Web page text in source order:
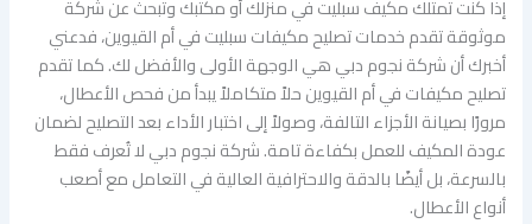
إذا كنت تمتلك مكيف سبليت في منزلك أو مكتبك وتبحث عن شركة
موثوقة تقدم خدمات تصليح مكيفات سبليت في أم القيوين، فدعني
أخبرك أن شركة نجوم دبي هي الوجهة الأولى والأفضل لك. كما تقدم
تصليح مكيفات في أم القيوين حلاً متكاملاً يبدأ من فحص الأعطال،
مرورًا بصيانة الأجزاء التالفة، وصولاً إلى اختبار الأداء بعد التصليح لضمان
عودة المكيف للعمل بكفاءة تامة. شركة نجوم دبي لا تُعرف فقط
بالسرعة، بل أيضًا بالدقة والاحترافية العالية في التعامل مع أصعب
أنواع الأعطال.